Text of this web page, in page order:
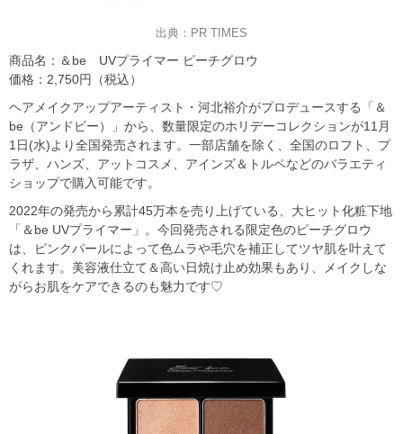
出典：PR TIMES
商品名：＆be UVプライマー ピーチグロウ
価格：2,750円（税込）
ヘアメイクアップアーティスト・河北裕介がプロデュースする「＆
be（アンドビー）」から、数量限定のホリデーコレクションが11月
1日(水)より全国発売されます。一部店舗を除く、全国のロフト、プ
ラザ、ハンズ、アットコスメ、アインズ＆トルペなどのバラエティ
ショップで購入可能です。
2022年の発売から累計45万本を売り上げている、大ヒット化粧下地
「＆be UVプライマー」。今回発売される限定色のピーチグロウ
は、ピンクパールによって色ムラや毛穴を補正してツヤ肌を叶えて
くれます。美容液仕立て＆高い日焼け止め効果もあり、メイクしな
がらお肌をケアできるのも魅力です♡